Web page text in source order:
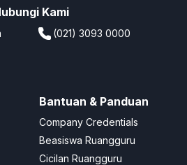
Kami
(021) 3093 0000
Bantuan & Panduan
Company Credentials
Beasiswa Ruangguru
Cicilan Ruangguru